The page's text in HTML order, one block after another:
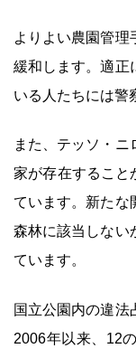
よりよい農園管理
緩和します。適正
いる人たちには警
また、テッソ・ニ
家が存在すること
ています。新たな
森林に該当しない
ています。
国立公園内の違法
2006年以来、12